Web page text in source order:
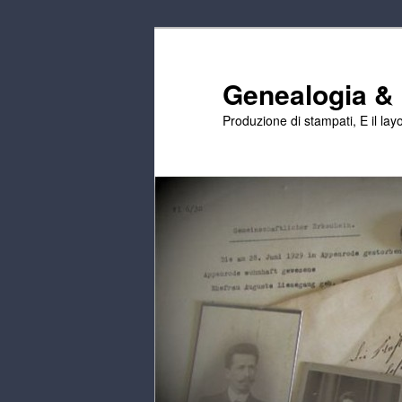
Genealogia
Produzione di stampati, E il